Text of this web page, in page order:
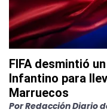
FIFA desmintió
Infantino para
Marruecos
PorRedacción Diario